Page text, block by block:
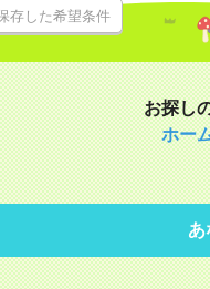
存した希望条件
お探し
ホー
あ